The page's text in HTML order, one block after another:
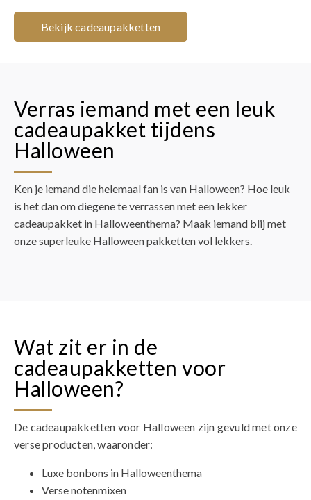
Bekijk cadeaupakketten
Verras iemand met een leuk
cadeaupakket tijdens
Halloween
Ken je iemand die helemaal fan is van Halloween? Hoe leuk
is het dan om diegene te verrassen met een lekker
cadeaupakket in Halloweenthema? Maak iemand blij met
onze superleuke Halloween pakketten vol lekkers.
Wat zit er in de
cadeaupakketten voor
Halloween?
De cadeaupakketten voor Halloween zijn gevuld met onze
verse producten, waaronder:
Luxe bonbons in Halloweenthema
Verse notenmixen